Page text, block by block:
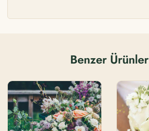
Benzer Ürünler